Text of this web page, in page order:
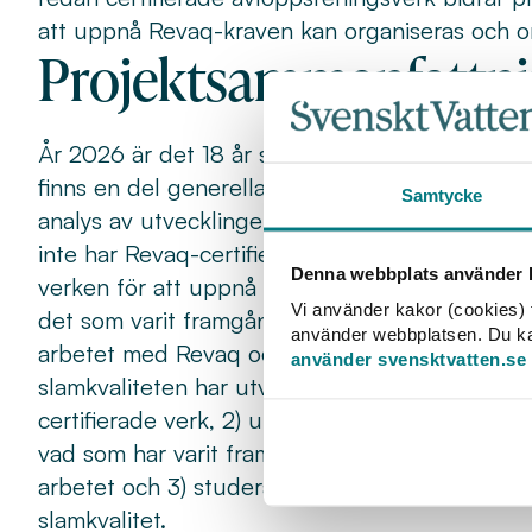
Samtycke
Denna webbplats använder
Vi använder kakor
använder webbplatsen. Du
använder svensktvatten.se
att uppnå Revaq-kraven kan organiseras och
År 2026 är det 18 år sedan det första
finns en del generella trender i form av
analys av utvecklingen av föroreningar i
inte har Revaq-certifiering. Det finns också
verken för att uppnå kraven för systematiskt
det som varit framgångsrikt och vad som
arbetet med Revaq och studera dess effekter
slamkvaliteten har utvecklats på Revaq-
certifierade verk, 2) undersöka vilka olika
vad som har varit framgångsrikt, hinder i
arbetet och 3) studera samband mellan olika
slamkvalitet.